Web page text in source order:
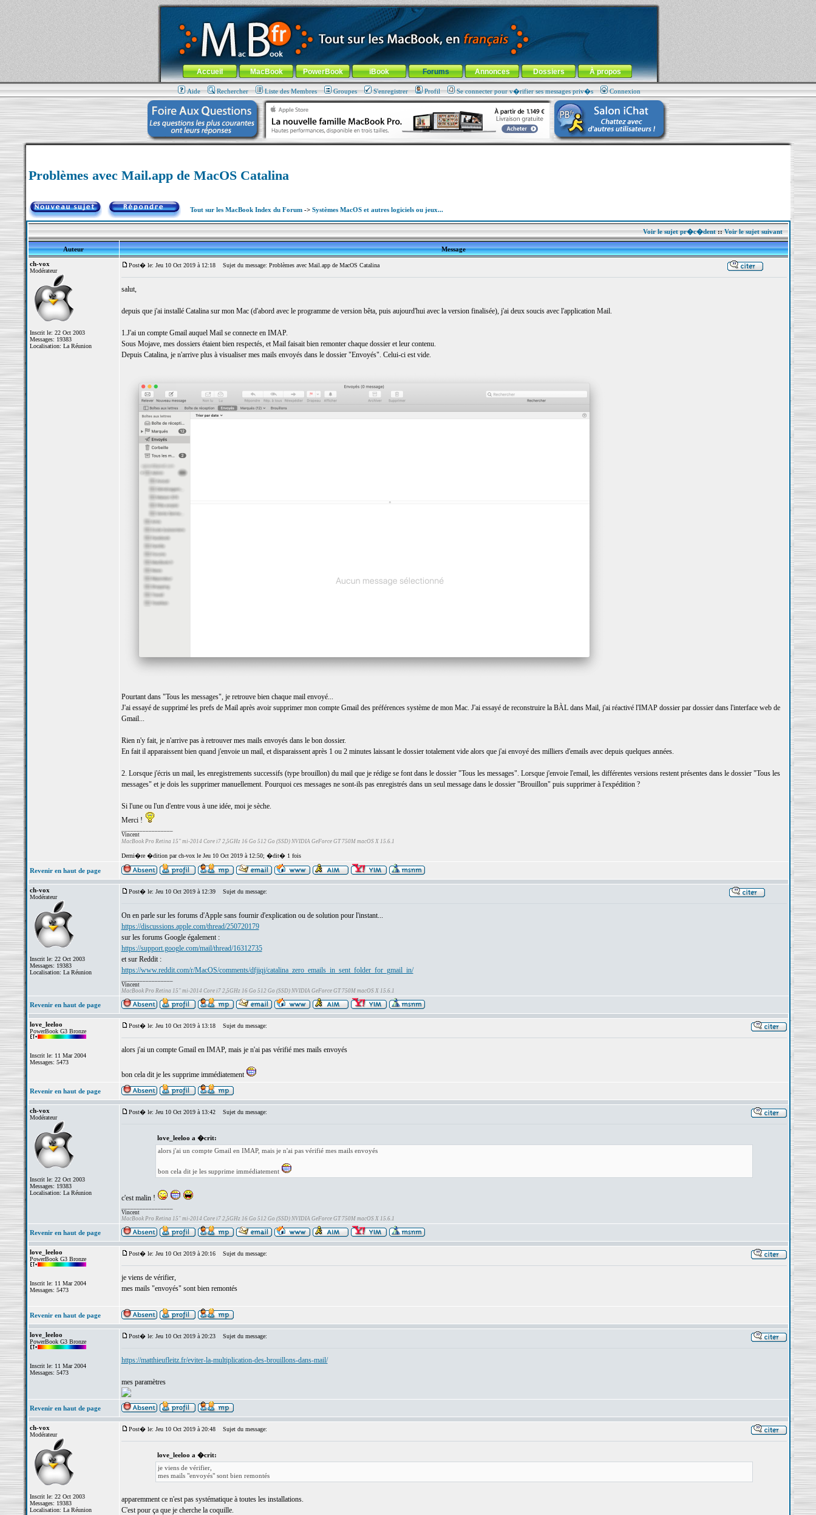
MacBook-fr.com : 100% Apple... 100% nomade !
Aller au contenu-Aller au menu général-Aller au menu de la rubrique
Menu général
Accueil MacBook PowerBook iBook Forums Annonces Dossiers À propos
Aide Rechercher Liste des Membres Groupes S'enregistrer Profil Se connecter pour v�rifier ses messages priv�s Connexion
Problèmes avec Mail.app de MacOS Catalina
Tout sur les MacBook Index du Forum-> Systèmes MacOS et autres logiciels ou jeux...
Voir le sujet pr�c�dent::Voir le sujet suivant
Auteur
Message
ch-vox
Modérateur
Inscrit le: 22 Oct 2003
Messages: 19383
Localisation: La Réunion
Post� le: Jeu 10 Oct 2019 à 12:18 Sujet du message: Problèmes avec Mail.app de MacOS Catalina
salut,
depuis que j'ai installé Catalina sur mon Mac (d'abord avec le programme de version bêta, puis aujourd'hui avec la version finalisée), j'ai deux soucis avec l'application Mail.
1.J'ai un compte Gmail auquel Mail se connecte en IMAP.
Sous Mojave, mes dossiers étaient bien respectés, et Mail faisait bien remonter chaque dossier et leur contenu.
Depuis Catalina, je n'arrive plus à visualiser mes mails envoyés dans le dossier "Envoyés". Celui-ci est vide.
Pourtant dans "Tous les messages", je retrouve bien chaque mail envoyé...
J'ai essayé de supprimé les prefs de Mail après avoir supprimer mon compte Gmail des préférences système de mon Mac. J'ai essayé de reconstruire la BÀL dans Mail, j'ai réactivé l'IMAP dossier par dossier dans l'interface web de
Gmail...
Rien n'y fait, je n'arrive pas à retrouver mes mails envoyés dans le bon dossier.
En fait il apparaissent bien quand j'envoie un mail, et disparaissent après 1 ou 2 minutes laissant le dossier totalement vide alors que j'ai envoyé des milliers d'emails avec depuis quelques années.
2. Lorsque j'écris un mail, les enregistrements successifs (type brouillon) du mail que je rédige se font dans le dossier "Tous les messages". Lorsque j'envoie l'email, les différentes versions restent présentes dans le dossier "Tous les
messages" et je dois les supprimer manuellement. Pourquoi ces messages ne sont-ils pas enregistrés dans un seul message dans le dossier "Brouillon" puis supprimer à l'expédition ?
Si l'une ou l'un d'entre vous à une idée, moi je sèche.
Merci !
Vincent
MacBook Pro Retina 15" mi-2014 Core i7 2,5GHz 16 Go 512 Go (SSD) NVIDIA GeForce GT 750M macOS X 15.6.1
Derni�re �dition par ch-vox le Jeu 10 Oct 2019 à 12:50; �dit� 1 fois
Revenir en haut de page
ch-vox
Modérateur
Inscrit le: 22 Oct 2003
Messages: 19383
Localisation: La Réunion
Post� le: Jeu 10 Oct 2019 à 12:39 Sujet du message:
On en parle sur les forums d'Apple sans fournir d'explication ou de solution pour l'instant...
https://discussions.apple.com/thread/250720179
sur les forums Google également :
https://support.google.com/mail/thread/16312735
et sur Reddit :
https://www.reddit.com/r/MacOS/comments/dfjiqj/catalina_zero_emails_in_sent_folder_for_gmail_in/
Vincent
MacBook Pro Retina 15" mi-2014 Core i7 2,5GHz 16 Go 512 Go (SSD) NVIDIA GeForce GT 750M macOS X 15.6.1
Revenir en haut de page
love_leeloo
PowerBook G3 Bronze
Inscrit le: 11 Mar 2004
Messages: 5473
Post� le: Jeu 10 Oct 2019 à 13:18 Sujet du message:
alors j'ai un compte Gmail en IMAP, mais je n'ai pas vérifié mes mails envoyés
bon cela dit je les supprime immédiatement
Revenir en haut de page
ch-vox
Modérateur
Inscrit le: 22 Oct 2003
Messages: 19383
Localisation: La Réunion
Post� le: Jeu 10 Oct 2019 à 13:42 Sujet du message:
love_leeloo a �crit:
alors j'ai un compte Gmail en IMAP, mais je n'ai pas vérifié mes mails envoyés
bon cela dit je les supprime immédiatement
c'est malin !
Vincent
MacBook Pro Retina 15" mi-2014 Core i7 2,5GHz 16 Go 512 Go (SSD) NVIDIA GeForce GT 750M macOS X 15.6.1
Revenir en haut de page
love_leeloo
PowerBook G3 Bronze
Inscrit le: 11 Mar 2004
Messages: 5473
Post� le: Jeu 10 Oct 2019 à 20:16 Sujet du message:
je viens de vérifier,
mes mails "envoyés" sont bien remontés
Revenir en haut de page
love_leeloo
PowerBook G3 Bronze
Inscrit le: 11 Mar 2004
Messages: 5473
Post� le: Jeu 10 Oct 2019 à 20:23 Sujet du message:
https://matthieufleitz.fr/eviter-la-multiplication-des-brouillons-dans-mail/
mes paramètres
Revenir en haut de page
ch-vox
Modérateur
Inscrit le: 22 Oct 2003
Messages: 19383
Localisation: La Réunion
Post� le: Jeu 10 Oct 2019 à 20:48 Sujet du message:
love_leeloo a �crit:
je viens de vérifier,
mes mails "envoyés" sont bien remontés
apparemment ce n'est pas systématique à toutes les installations.
C'est pour ça que je cherche la coquille.